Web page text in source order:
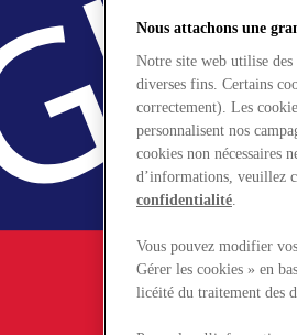
Nous attachons une
Notre site web utilise
diverses fins. Certains
correctement). Les
personnalisent nos
cookies non nécessaires
d’informations, veuillez
confidentialité.
Vous pouvez modifier
Gérer les cookies » en
licéité du traitement des